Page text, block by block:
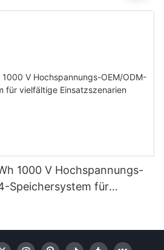
1000 V Hochspannungs-
Speichersystem für